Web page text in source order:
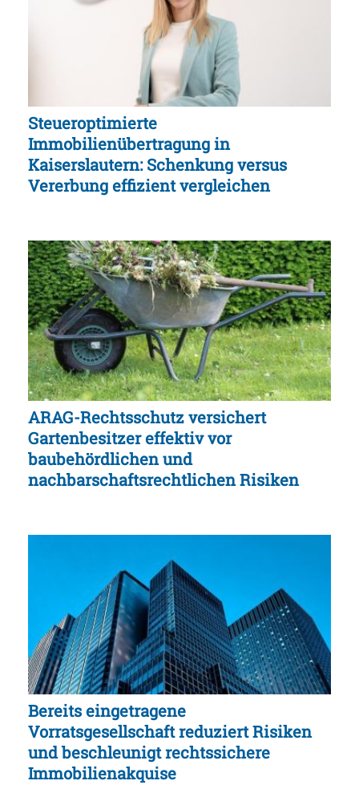
Steueroptimierte
Immobilienübertragung in
Kaiserslautern: Schenkung versus
Vererbung effizient vergleichen
ARAG-Rechtsschutz versichert
Gartenbesitzer effektiv vor
baubehördlichen und
nachbarschaftsrechtlichen Risiken
Bereits eingetragene
Vorratsgesellschaft reduziert Risiken
und beschleunigt rechtssichere
Immobilienakquise